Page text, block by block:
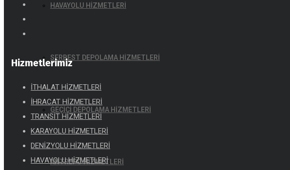
HAVAYOLU HİZMETLERİ
SERBEST DEPOLAMA HİZMETLERİ
GEÇİCİ DEPOLAMA HİZMETLERİ
ANTREPO HİZMETLERİ
Hizmetlerimiz
İTHALAT HİZMETLERİ
İHRACAT HİZMETLERİ
TRANSİT HİZMETLERİ
KARAYOLU HİZMETLERİ
DENİZYOLU HİZMETLERİ
HAVAYOLU HİZMETLERİ